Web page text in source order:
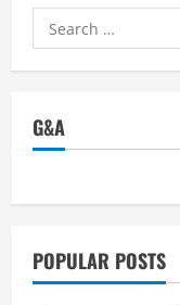
Search
for:
G&A
POPULAR POSTS